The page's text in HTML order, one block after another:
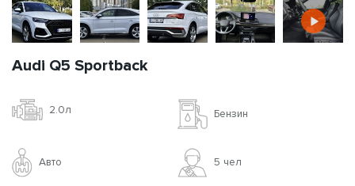
Audi Q5 Sportback
2.0л Бензин
Авто 5 чел